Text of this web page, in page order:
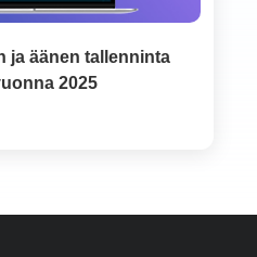
ja äänen tallenninta
2025